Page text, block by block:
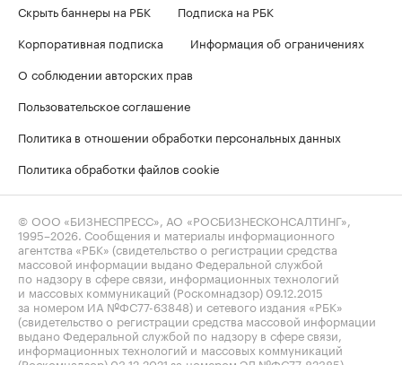
Скрыть баннеры на РБК
Подписка на РБК
Корпоративная подписка
Информация об ограничениях
О соблюдении авторских прав
Пользовательское соглашение
Политика в отношении обработки персональных данных
Политика обработки файлов cookie
© ООО «БИЗНЕСПРЕСС», АО «РОСБИЗНЕСКОНСАЛТИНГ»,
1995–2026 . Сообщения и материалы информационного
агентства «РБК» (свидетельство о регистрации средства
массовой информации выдано Федеральной службой
по надзору в сфере связи, информационных технологий
и массовых коммуникаций (Роскомнадзор) 09.12.2015
за номером ИА №ФС77-63848) и сетевого издания «РБК»
(свидетельство о регистрации средства массовой информации
выдано Федеральной службой по надзору в сфере связи,
информационных технологий и массовых коммуникаций